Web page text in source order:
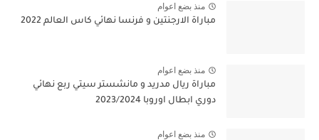
منذ بضع اعوام
مباراة الارجنتين و فرنسا نهائي كاس العالم 2022
منذ بضع اعوام
مباراة ريال مدريد و مانشستر سيتي ربع نهائي
دوري ابطال اوروبا 2023/2024
منذ بضع اعوام